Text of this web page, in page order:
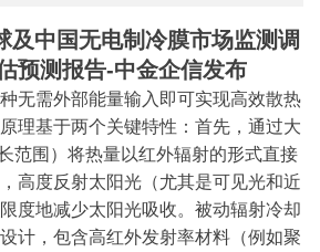
及中国无电制冷膜市场监测调
预测报告-中金企信发布
无需外部能量输入即可实现高效散热
理基于两个关键特性：首先，通过大
范围）将热量以红外辐射的形式直接
高度反射太阳光（尤其是可见光和近
度地减少太阳光吸收。被动辐射冷却
计，包含高红外发射率材料（例如聚